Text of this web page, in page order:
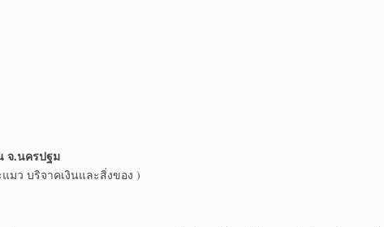
จ.นครปฐม
ว บริจาคเงินและสิ่งของ )